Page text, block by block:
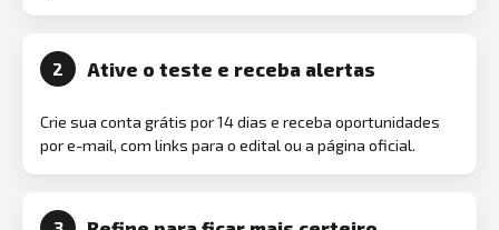
2 Ative o teste e receba alertas
Crie sua conta grátis por 14 dias e receba oportunidades
por e-mail, com links para o edital ou a página oficial.